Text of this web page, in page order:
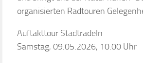
organisierten Radtouren
Auftakttour Stadtradeln
Samstag, 09.05.2026, 10.00 Uhr